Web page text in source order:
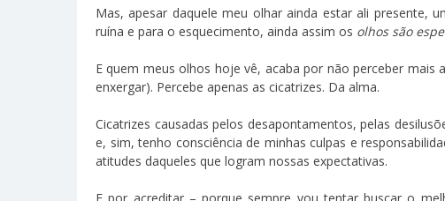
Mas, apesar daquele meu olhar ainda estar ali presente,
ruína e para o esquecimento, ainda assim os olhos são
E quem meus olhos hoje vê, acaba por não perceber
enxergar). Percebe apenas as cicatrizes. Da alma.
Cicatrizes causadas pelos desapontamentos, pelas
e, sim, tenho consciência de minhas culpas e
atitudes daqueles que logram nossas expectativas.